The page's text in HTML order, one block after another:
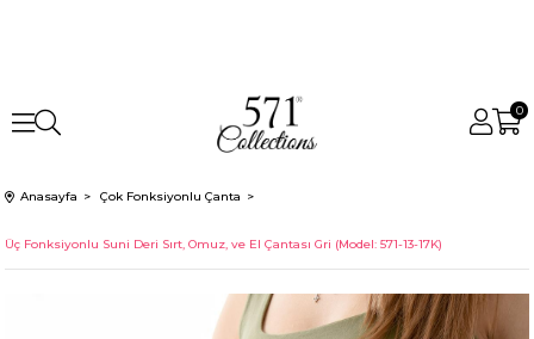
0
Anasayfa Çok Fonksiyonlu Çanta
Üç Fonksiyonlu Suni Deri Sırt, Omuz, ve El Çantası Gri (Model: 571-13-17K)